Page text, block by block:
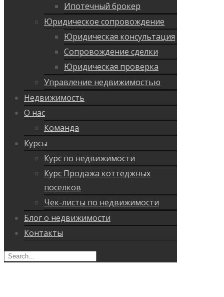
Ипотечный брокер
Юридическое сопровождение
Юридическая консультация
Сопровождение сделки
Юридическая проверка
Управление недвижимостью
Недвижимость
О нас
Команда
Курсы
Курс по недвижимости
Курс Продажа коттеджных
поселков
Чек-листы по недвижимости
Блог о недвижимости
Контакты